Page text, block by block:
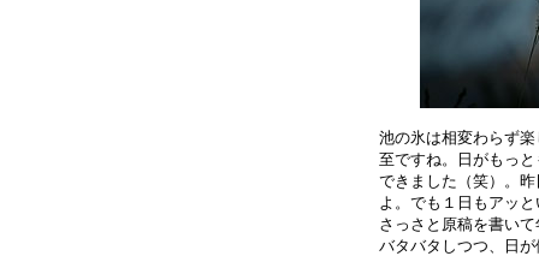
池の氷は相変わらず
至ですね。日がもっ
できました（笑）。
よ。でも１日もアッ
さっさと原稿を書い
バタバタしつつ、日